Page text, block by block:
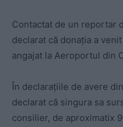
Contactat de un reportar
declarat că donația a
angajat la Aeroportul din
În declarațiile de avere
declarat că singura sa
consilier, de aproximatix